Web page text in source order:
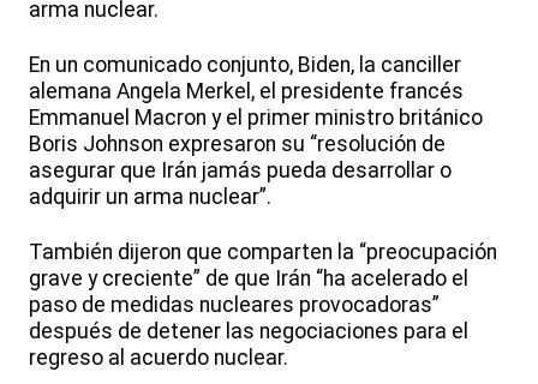
arma nuclear.
En un comunicado conjunto, Biden, la canciller
alemana Angela Merkel, el presidente francés
Emmanuel Macron y el primer ministro británico
Boris Johnson expresaron su “resolución de
asegurar que Irán jamás pueda desarrollar o
adquirir un arma nuclear”.
También dijeron que comparten la “preocupación
grave y creciente” de que Irán “ha acelerado el
paso de medidas nucleares provocadoras”
después de detener las negociaciones para el
regreso al acuerdo nuclear.